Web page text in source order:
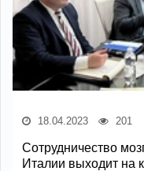
18.04.2023 201
Сотрудничество
Италии выходит на